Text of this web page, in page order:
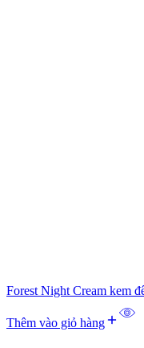
Forest Night Cream kem
Thêm vào giỏ hàng